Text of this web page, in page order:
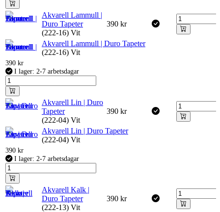
Akvarell Lammull |
Duro Tapeter
(222-16) Vit
390 kr
Akvarell Lammull | Duro Tapeter
(222-16) Vit
390 kr
I lager: 2-7 arbetsdagar
Akvarell Lin | Duro
Tapeter
(222-04) Vit
390 kr
Akvarell Lin | Duro Tapeter
(222-04) Vit
390 kr
I lager: 2-7 arbetsdagar
Akvarell Kalk |
Duro Tapeter
(222-13) Vit
390 kr